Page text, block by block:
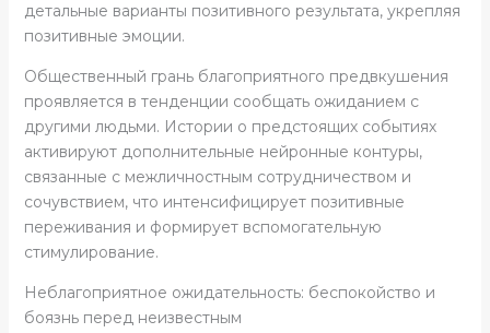
детальные варианты позитивного результата, укрепляя
позитивные эмоции.
Общественный грань благоприятного предвкушения
проявляется в тенденции сообщать ожиданием с
другими людьми. Истории о предстоящих событиях
активируют дополнительные нейронные контуры,
связанные с межличностным сотрудничеством и
сочувствием, что интенсифицирует позитивные
переживания и формирует вспомогательную
стимулирование.
Неблагоприятное ожидательность: беспокойство и
боязнь перед неизвестным